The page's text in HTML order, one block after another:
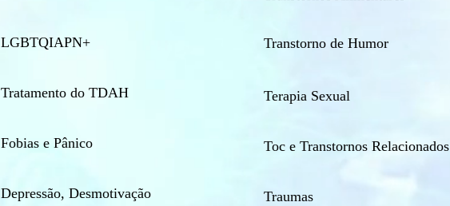
LGBTQIAPN+
Tratamento do TDAH
Fobias e Pânico
Depressão, Desmotivação
Transtorno de Humor
Terapia Sexual
Toc e Transtornos Relacionados
Traumas